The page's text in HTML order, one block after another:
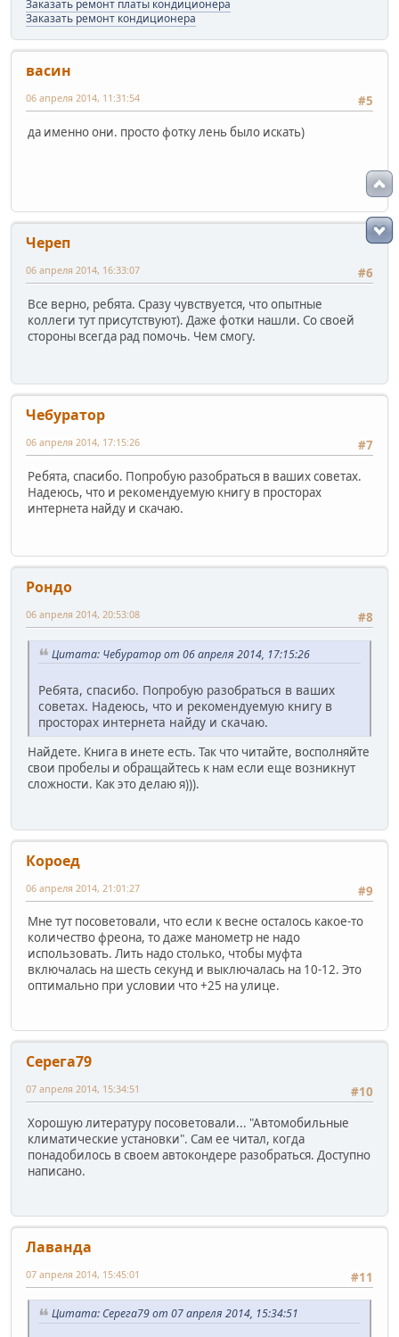
Заказать ремонт платы кондиционера
Заказать ремонт кондиционера
васин
#5
06 апреля 2014, 11:31:54
да именно они. просто фотку лень было искать)
Череп
#6
06 апреля 2014, 16:33:07
Все верно, ребята. Сразу чувствуется, что опытные
коллеги тут присутствуют). Даже фотки нашли. Со своей
стороны всегда рад помочь. Чем смогу.
Чебуратор
#7
06 апреля 2014, 17:15:26
Ребята, спасибо. Попробую разобраться в ваших советах.
Надеюсь, что и рекомендуемую книгу в просторах
интернета найду и скачаю.
Рондо
#8
06 апреля 2014, 20:53:08
Цитата: Чебуратор от 06 апреля 2014, 17:15:26
Ребята, спасибо. Попробую разобраться в ваших
советах. Надеюсь, что и рекомендуемую книгу в
просторах интернета найду и скачаю.
Найдете. Книга в инете есть. Так что читайте, восполняйте
свои пробелы и обращайтесь к нам если еще возникнут
сложности. Как это делаю я))).
Короед
#9
06 апреля 2014, 21:01:27
Мне тут посоветовали, что если к весне осталось какое-то
количество фреона, то даже манометр не надо
использовать. Лить надо столько, чтобы муфта
включалась на шесть секунд и выключалась на 10-12. Это
оптимально при условии что +25 на улице.
Серега79
#10
07 апреля 2014, 15:34:51
Хорошую литературу посоветовали... "Автомобильные
климатические установки". Сам ее читал, когда
понадобилось в своем автокондере разобраться. Доступно
написано.
Лаванда
#11
07 апреля 2014, 15:45:01
Цитата: Серега79 от 07 апреля 2014, 15:34:51